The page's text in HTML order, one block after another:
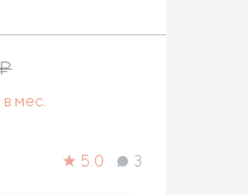
мес.
5.0 3